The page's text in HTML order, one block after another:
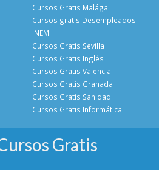
Cursos Gratis Malága
Cursos gratis Desempleados
INEM
Cursos Gratis Sevilla
Cursos Gratis Inglés
Cursos Gratis Valencia
Cursos Gratis Granada
Cursos Gratis Sanidad
Cursos Gratis Informática
Gratis